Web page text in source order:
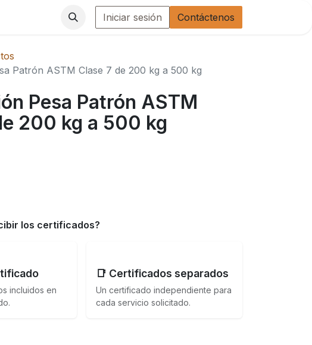
Iniciar sesión Contáctenos
Patrón ASTM Clase 7 de 200 kg a 500 kg
Pesa Patrón ASTM
200 kg a 500 kg
los certificados?
incluidos en
📑 Certificados separados
Un certificado independiente para
cada servicio solicitado.